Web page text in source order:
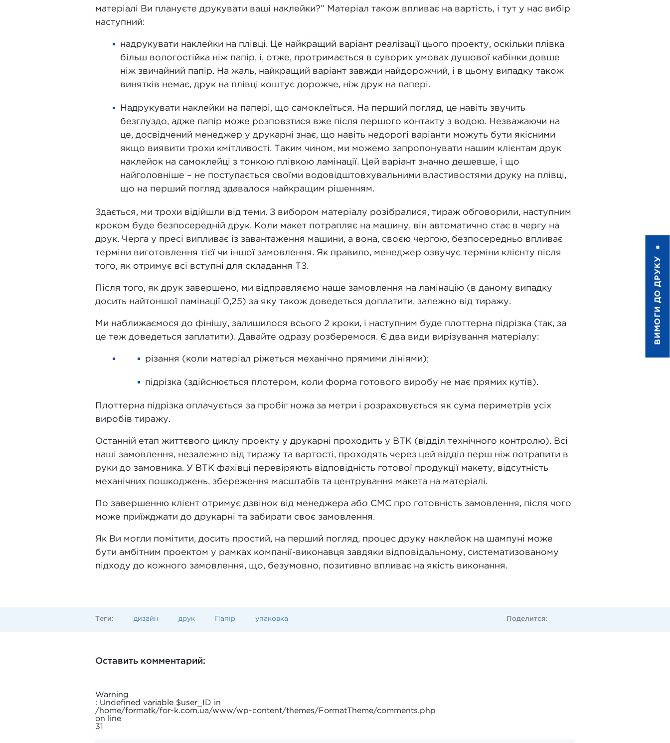
матеріалі Ви плануєте друкувати ваші наклейки?” Матеріал також впливає на вартість, і тут у нас вибір
наступний:
надрукувати наклейки на плівці. Це найкращий варіант реалізації цього проекту, оскільки плівка
більш вологостійка ніж папір, і, отже, протримається в суворих умовах душової кабінки довше
ніж звичайний папір. На жаль, найкращий варіант завжди найдорожчий, і в цьому випадку також
винятків немає, друк на плівці коштує дорожче, ніж друк на папері.
Надрукувати наклейки на папері, що самоклеїться. На перший погляд, це навіть звучить
безглуздо, адже папір може розповзтися вже після першого контакту з водою. Незважаючи на
це, досвідчений менеджер у друкарні знає, що навіть недорогі варіанти можуть бути якісними
якщо виявити трохи кмітливості. Таким чином, ми можемо запропонувати нашим клієнтам друк
наклейок на самоклейці з тонкою плівкою ламінації. Цей варіант значно дешевше, і що
найголовніше – не поступається своїми водовідштовхувальними властивостями друку на плівці,
що на перший погляд здавалося найкращим рішенням.
Здається, ми трохи відійшли від теми. З вибором матеріалу розібралися, тираж обговорили, наступним
кроком буде безпосередній друк. Коли макет потрапляє на машину, він автоматично стає в чергу на
друк. Черга у пресі випливає із завантаження машини, а вона, своєю чергою, безпосередньо впливає
терміни виготовлення тієї чи іншої замовлення. Як правило, менеджер озвучує терміни клієнту після
того, як отримує всі вступні для складання ТЗ.
Після того, як друк завершено, ми відправляємо наше замовлення на ламінацію (в даному випадку
досить найтоншої ламінації 0,25) за яку також доведеться доплатити, залежно від тиражу.
Ми наближаємося до фінішу, залишилося всього 2 кроки, і наступним буде плоттерна підрізка (так, за
це теж доведеться заплатити). Давайте одразу розберемося. Є два види вирізування матеріалу:
різання (коли матеріал ріжеться механічно прямими лініями);
підрізка (здійснюється плотером, коли форма готового виробу не має прямих кутів).
Плоттерна підрізка оплачується за пробіг ножа за метри і розраховується як сума периметрів усіх
виробів тиражу.
Останній етап життєвого циклу проекту у друкарні проходить у ВТК (відділ технічного контролю). Всі
наші замовлення, незалежно від тиражу та вартості, проходять через цей відділ перш ніж потрапити в
руки до замовника. У ВТК фахівці перевіряють відповідність готової продукції макету, відсутність
механічних пошкоджень, збереження масштабів та центрування макета на матеріалі.
По завершенню клієнт отримує дзвінок від менеджера або СМС про готовність замовлення, після чого
може приїжджати до друкарні та забирати своє замовлення.
Як Ви могли помітити, досить простий, на перший погляд, процес друку наклейок на шампуні може
бути амбітним проектом у рамках компанії-виконавця завдяки відповідальному, систематизованому
підходу до кожного замовлення, що, безумовно, позитивно впливає на якість виконання.
Теги: дизайн друк Папір упаковка Поделится:
Оставить комментарий:
Warning
: Undefined variable $user_ID in
/home/formatk/for-k.com.ua/www/wp-content/themes/FormatTheme/comments.php
on line
31
ВИМОГИ ДО ДРУКУ